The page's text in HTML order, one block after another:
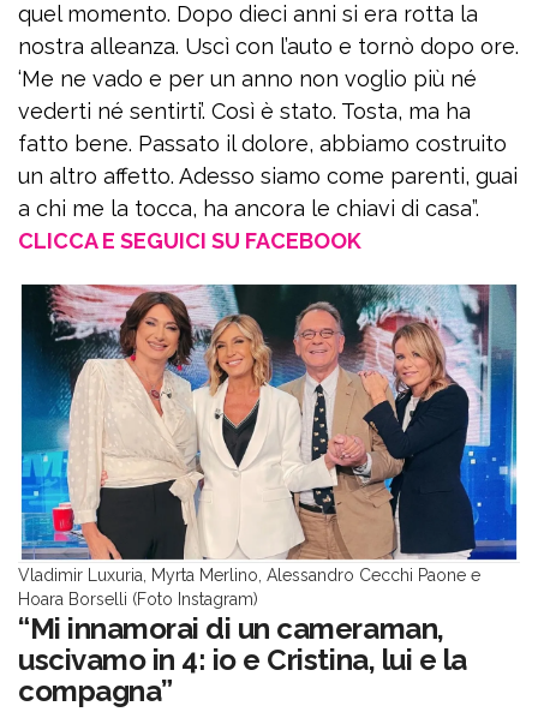
quel momento. Dopo dieci anni si era rotta la
nostra alleanza. Uscì con l’auto e tornò dopo ore.
‘Me ne vado e per un anno non voglio più né
vederti né sentirti’. Così è stato. Tosta, ma ha
fatto bene. Passato il dolore, abbiamo costruito
un altro affetto. Adesso siamo come parenti, guai
a chi me la tocca, ha ancora le chiavi di casa”.
CLICCA E SEGUICI SU FACEBOOK
Vladimir Luxuria, Myrta Merlino, Alessandro Cecchi Paone e
Hoara Borselli (Foto Instagram)
“Mi innamorai di un cameraman,
uscivamo in 4: io e Cristina, lui e la
compagna”